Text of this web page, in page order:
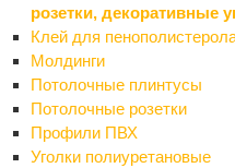
розетки, декоративные
Клей для
Молдинги
Потолочные плинтусы
Потолочные розетки
Профили ПВХ
Уголки полиуретановые
Оборудование для подъёма и
Системы хранения
Тачки и тележки
Лестницы
Паяльное оборудование
Инструмент ручной
Назад